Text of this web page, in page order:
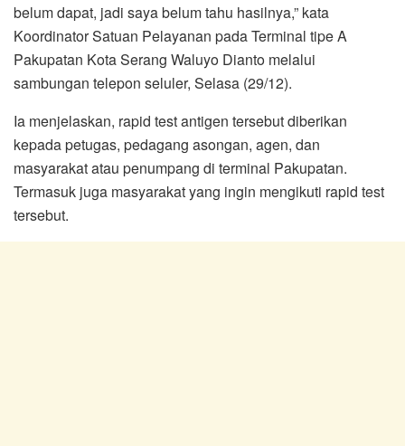
belum dapat, jadi saya belum tahu hasilnya,” kata
Koordinator Satuan Pelayanan pada Terminal tipe A
Pakupatan Kota Serang Waluyo Dianto melalui
sambungan telepon seluler, Selasa (29/12).
Ia menjelaskan, rapid test antigen tersebut diberikan
kepada petugas, pedagang asongan, agen, dan
masyarakat atau penumpang di terminal Pakupatan.
Termasuk juga masyarakat yang ingin mengikuti rapid test
tersebut.